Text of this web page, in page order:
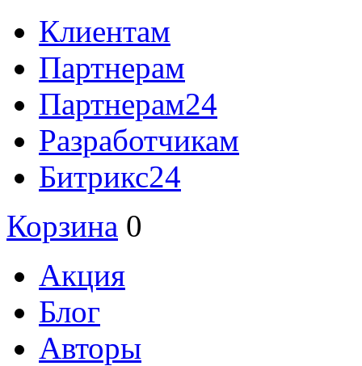
Клиентам
Партнерам
Партнерам24
Разработчикам
Битрикс24
Корзина 0
Акция
Блог
Авторы